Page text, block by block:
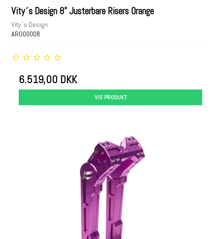
Vity´s Design 8" Justerbare Risers Orange
Vity´s Design
ARO00008
6.519,00 DKK
VIS PRODUKT